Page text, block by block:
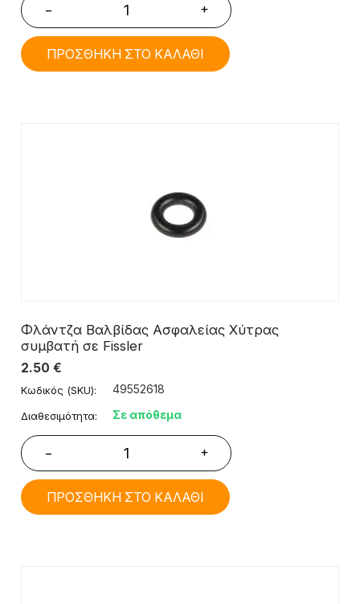
− +
ΠΡΟΣΘΗΚΗ ΣΤΟ ΚΑΛΑΘΙ
Φλάντζα Βαλβίδας Ασφαλείας Χύτρας
συμβατή σε Fissler
2.50 €
Κωδικός (SKU): 49552618
Διαθεσιμότητα: Σε απόθεμα
− +
ΠΡΟΣΘΗΚΗ ΣΤΟ ΚΑΛΑΘΙ